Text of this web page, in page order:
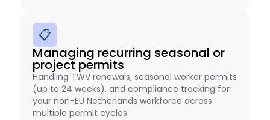
📋
Managing recurring seasonal or
project permits
Handling TWV renewals, seasonal worker permits
(up to 24 weeks), and compliance tracking for
your non-EU Netherlands workforce across
multiple permit cycles